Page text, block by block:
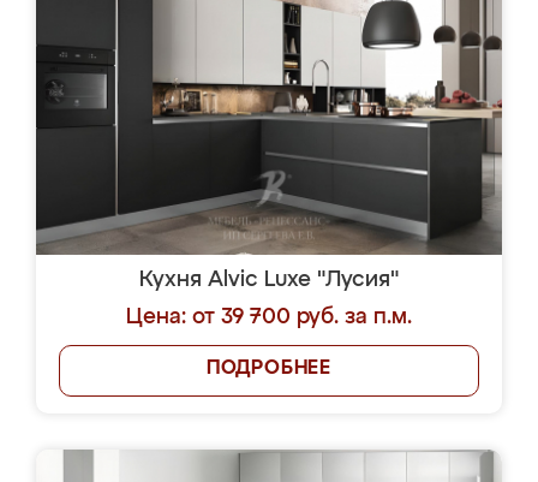
Кухня Alvic Luxe "Лусия"
Цена: от 39 700 руб. за п.м.
ПОДРОБНЕЕ